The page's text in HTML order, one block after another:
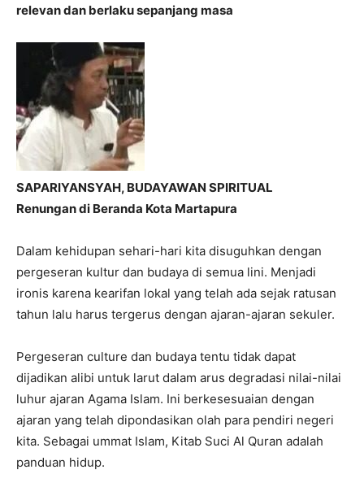
relevan dan berlaku sepanjang masa
SAPARIYANSYAH, BUDAYAWAN SPIRITUAL
Renungan di Beranda Kota Martapura
Dalam kehidupan sehari-hari kita disuguhkan dengan
pergeseran kultur dan budaya di semua lini. Menjadi
ironis karena kearifan lokal yang telah ada sejak ratusan
tahun lalu harus tergerus dengan ajaran-ajaran sekuler.
Pergeseran culture dan budaya tentu tidak dapat
dijadikan alibi untuk larut dalam arus degradasi nilai-nilai
luhur ajaran Agama Islam. Ini berkesesuaian dengan
ajaran yang telah dipondasikan olah para pendiri negeri
kita. Sebagai ummat Islam, Kitab Suci Al Quran adalah
panduan hidup.